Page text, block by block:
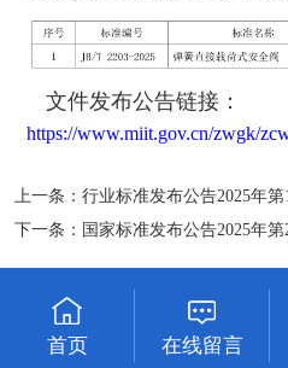
文件发布公告链接：
https://www.miit.gov.cn/zwgk/
上一条： 行业标准发布公告2025年第
下一条： 国家标准发布公告2025年第
首页 在线留言